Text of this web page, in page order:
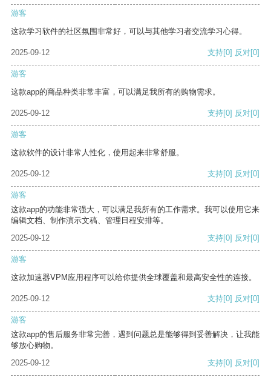
游客
这款学习软件的社区氛围非常好，可以与其他学习者交流学习心得。
2025-09-12 支持[0] 反对[0]
游客
这款app的商品种类非常丰富，可以满足我所有的购物需求。
2025-09-12 支持[0] 反对[0]
游客
这款软件的设计非常人性化，使用起来非常舒服。
2025-09-12 支持[0] 反对[0]
游客
这款app的功能非常强大，可以满足我所有的工作需求。我可以使用它来
编辑文档、制作演示文稿、管理日程安排等。
2025-09-12
支持[0] 反对[0]
游客
这款加速器VPM应用程序可以给你提供全球覆盖和最高安全性的连接。
2025-09-12 支持[0] 反对[0]
游客
这款app的售后服务非常完善，遇到问题总是能够得到妥善解决，让我能
够放心购物。
2025-09-12
支持[0] 反对[0]